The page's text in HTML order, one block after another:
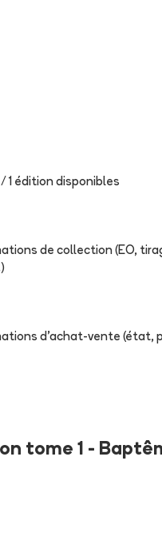
/ 1 édition disponibles
de collection (EO,
d'achat-vente (état,
tome 1 -